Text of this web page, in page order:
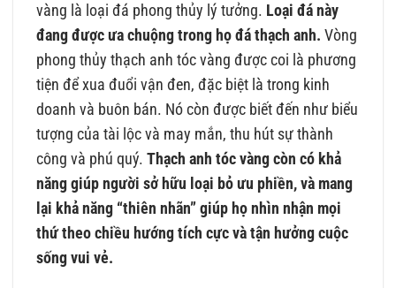
vàng là loại đá phong thủy lý tưởng. Loại đá này
đang được ưa chuộng trong họ đá thạch anh. Vòng
phong thủy thạch anh tóc vàng được coi là phương
tiện để xua đuổi vận đen, đặc biệt là trong kinh
doanh và buôn bán. Nó còn được biết đến như biểu
tượng của tài lộc và may mắn, thu hút sự thành
công và phú quý.Thạch anh tóc vàng còn có khả
năng giúp người sở hữu loại bỏ ưu phiền, và mang
lại khả năng “thiên nhãn” giúp họ nhìn nhận mọi
thứ theo chiều hướng tích cực và tận hưởng cuộc
sống vui vẻ.